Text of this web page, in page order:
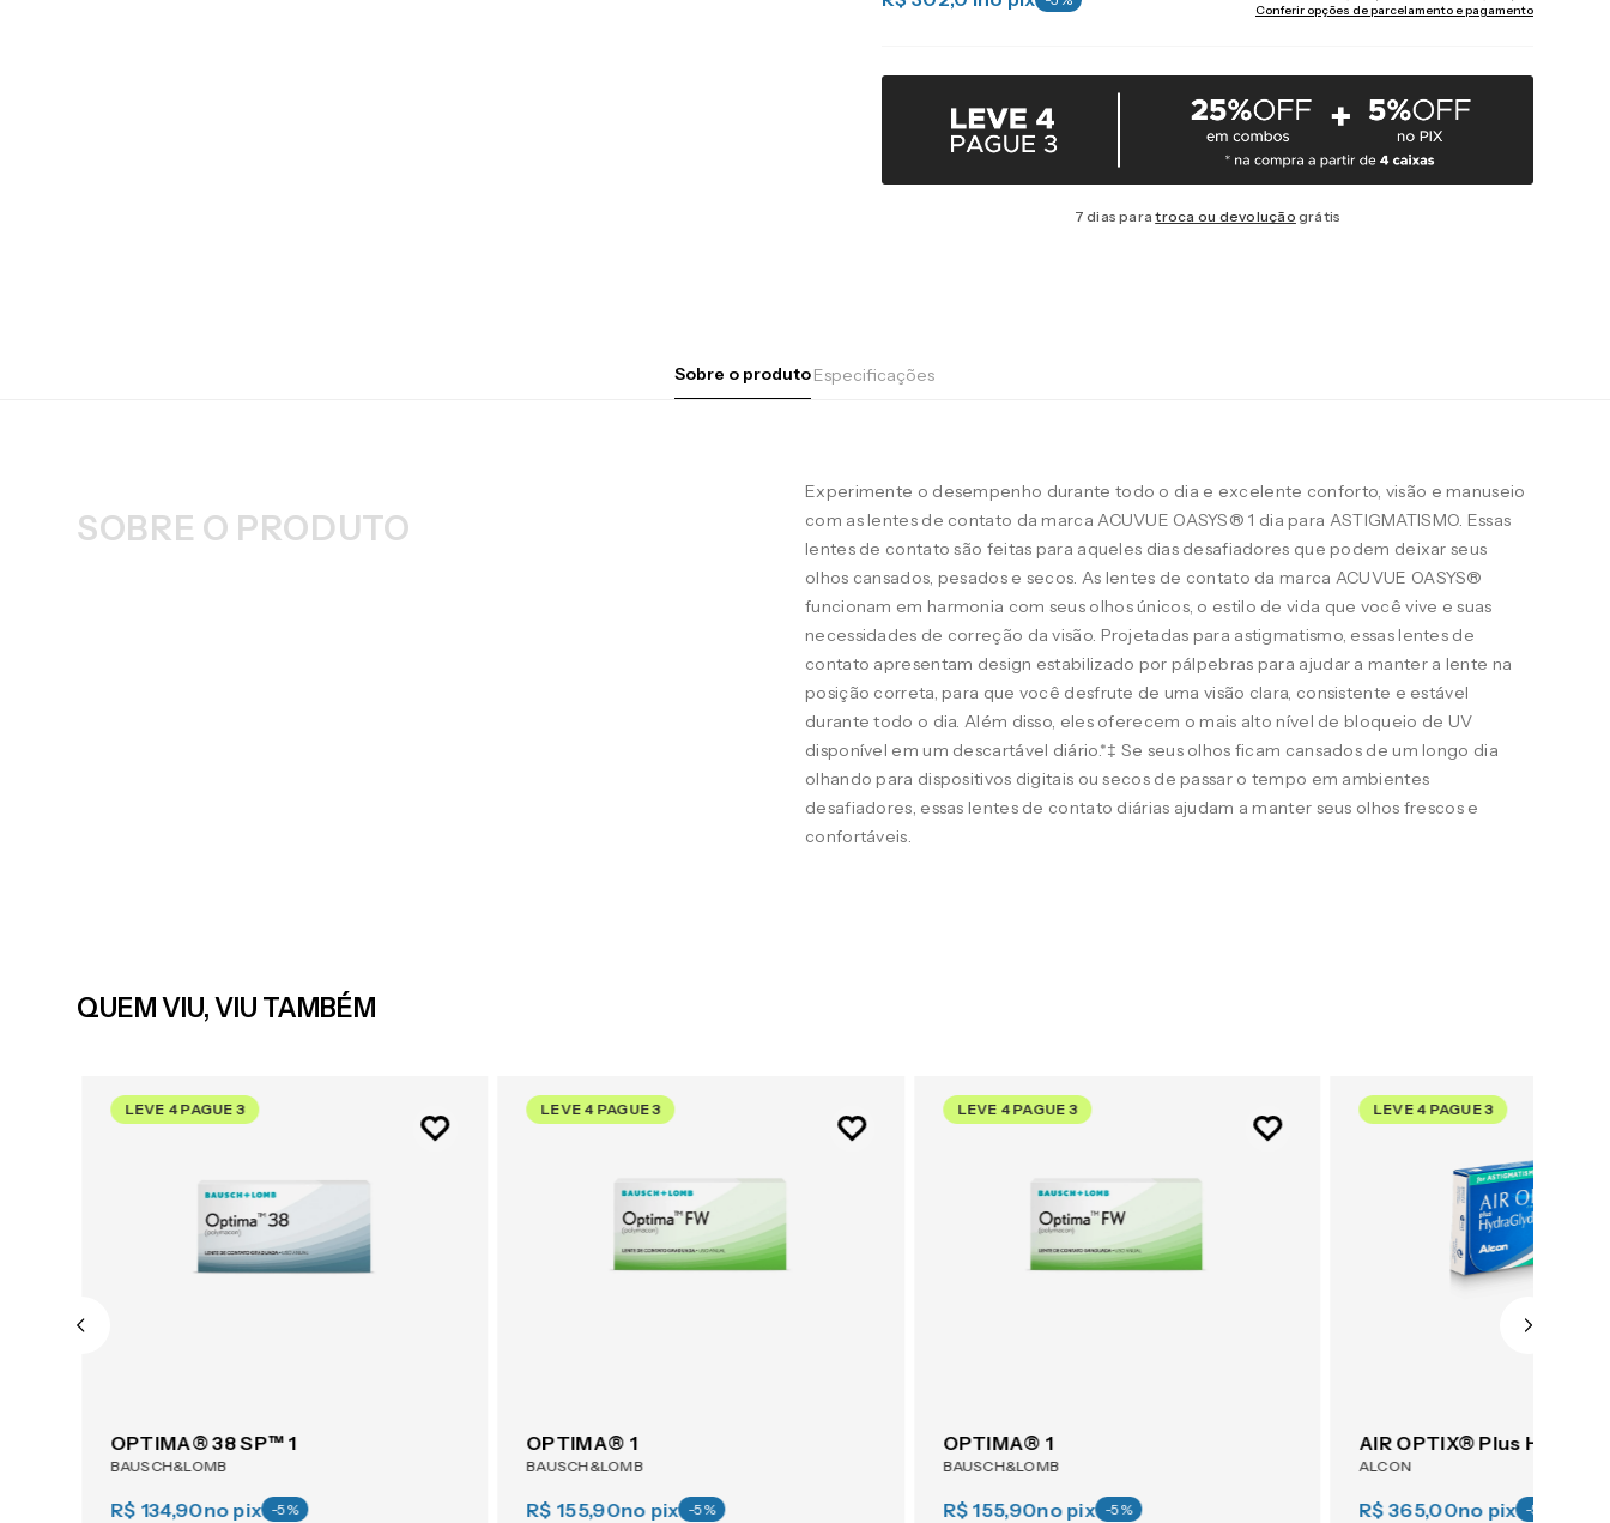
Conferir opções de parcelamento e pagamento
7 dias paratroca ou devolução grátis
Sobre o produtoEspecificações
SOBRE O PRODUTO
Experimente o desempenho durante todo o dia e excelente conforto, visão e manuseio
com as lentes de contato da marca ACUVUE OASYS® 1 dia para ASTIGMATISMO. Essas
lentes de contato são feitas para aqueles dias desafiadores que podem deixar seus
olhos cansados, pesados e secos. As lentes de contato da marca ACUVUE OASYS®
funcionam em harmonia com seus olhos únicos, o estilo de vida que você vive e suas
necessidades de correção da visão. Projetadas para astigmatismo, essas lentes de
contato apresentam design estabilizado por pálpebras para ajudar a manter a lente na
posição correta, para que você desfrute de uma visão clara, consistente e estável
durante todo o dia. Além disso, eles oferecem o mais alto nível de bloqueio de UV
disponível em um descartável diário.*‡ Se seus olhos ficam cansados de um longo dia
olhando para dispositivos digitais ou secos de passar o tempo em ambientes
desafiadores, essas lentes de contato diárias ajudam a manter seus olhos frescos e
confortáveis.
QUEM VIU, VIU TAMBÉM
LEVE 4 PAGUE 3
OPTIMA® 38 SP™ 1
BAUSCH&LOMB
R$ 134,90no pix -5%
LEVE 4 PAGUE 3
OPTIMA® 1
BAUSCH&LOMB
R$ 155,90no pix -5%
LEVE 4 PAGUE 3
OPTIMA® 1
BAUSCH&LOMB
R$ 155,90no pix -5%
LEVE 4 PAGUE 3
ALCON
R$ 365,00no pix -5